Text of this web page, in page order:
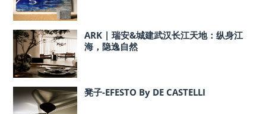
ARK | 瑞安&城建武汉长江天地：纵身江
海，隐逸自然
凳子-EFESTO By DE CASTELLI